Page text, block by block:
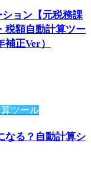
ョン【元税務課
税額自動計算ツー
正Ver）
ツール
なる？自動計算シ